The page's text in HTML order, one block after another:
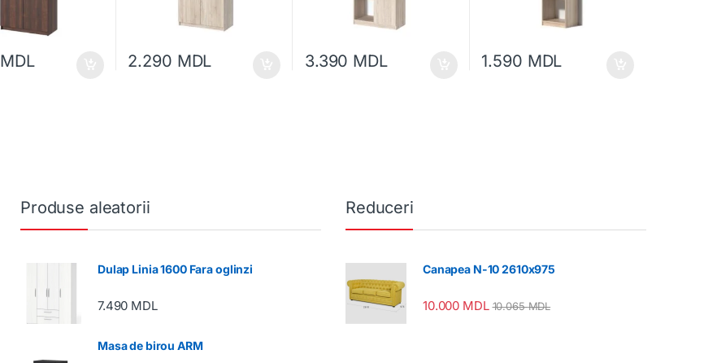
MDL 2.290 MDL 3.390 MDL 1.590 MDL
Produse aleatorii
Dulap Linia 1600 Fara oglinzi
7.490 MDL
Masa de birou ARM
Reduceri
Canapea N-10 2610x975
10.000 MDL 10.065MDL